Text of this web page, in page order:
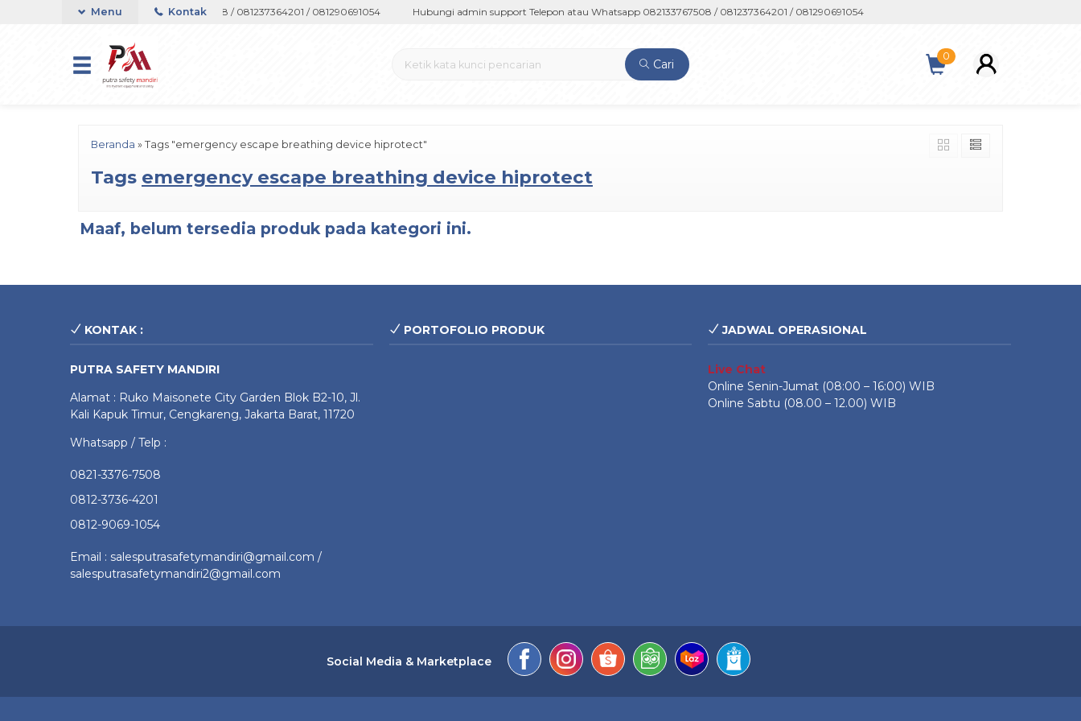
Telepon atau Whatsapp 082133767508 / 081237364201 / 081290691054 Hubungi admin support Telepon atau Whatsapp 082133767508 / 081237364201 / 081290691054
Menu Kontak
Cari
0
Beranda » Tags "emergency escape breathing device hiprotect"
Tags emergency escape breathing device hiprotect
Maaf, belum tersedia produk pada kategori ini.
KONTAK :
PUTRA SAFETY MANDIRI
Alamat : Ruko Maisonete City Garden Blok B2-10, Jl.
Kali Kapuk Timur, Cengkareng, Jakarta Barat, 11720
Whatsapp / Telp :
0821-3376-7508
0812-3736-4201
0812-9069-1054
Email : salesputrasafetymandiri@gmail.com /
salesputrasafetymandiri2@gmail.com
PORTOFOLIO PRODUK JADWAL OPERASIONAL
Live Chat
Online Senin-Jumat (08:00 – 16:00) WIB
Online Sabtu (08.00 – 12.00) WIB
Social Media & Marketplace